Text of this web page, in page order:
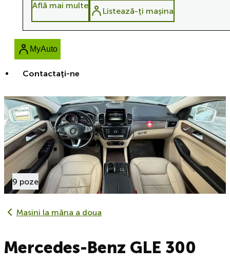
Contactaţi-ne
Află mai multe
Listează-ți mașina
MyAuto
9 poze
Mașini la mâna a doua
Mercedes-Benz GLE 300